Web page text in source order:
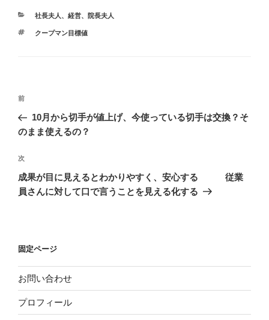
カ
ゴ
社長夫人 、 経営、 院長夫人
タ
クープマン目標値
投
ナ
ゲ
ー
シ
前
の
投
前
10月から切手が値上げ、今使っている切手は交換？そ
のまま使えるの？
次
の
投
次
成果が目に見えるとわかりやすく、安心する 従業
員さんに対して口で言うことを見える化する
固定ページ
お問い合わせ
プロフィール